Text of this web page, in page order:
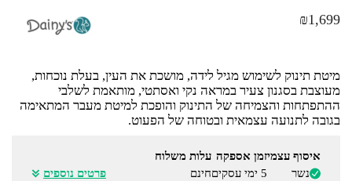
₪1,699
מיטת תינוק לשימוש מגיל לידה, מושכת את העין, בעלת נוכחות,
מעוצבת בסגנון צעיר במראה נקי ואסתטי, מותאמת לשלבי
ההתפתחות והצמיחה של התינוק והופכת למיטת מעבר המתאימה
בגובה לתנועה עצמאית ובטוחה של הפעוט.
איסוף עצמי
נשר
זמן אספקה
5 ימי עסקים
עלות משלוח
חינם
פרטים נוספים